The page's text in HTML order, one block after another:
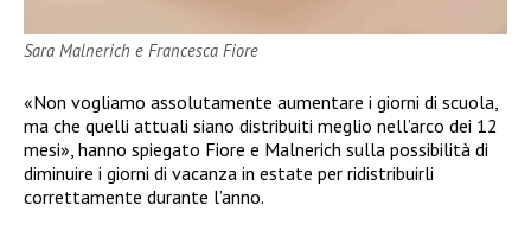
Sara Malnerich e Francesca Fiore
«Non vogliamo assolutamente aumentare i giorni di scuola,
ma che quelli attuali siano distribuiti meglio nell’arco dei 12
mesi», hanno spiegato Fiore e Malnerich sulla possibilità di
diminuire i giorni di vacanza in estate per ridistribuirli
correttamente durante l’anno.